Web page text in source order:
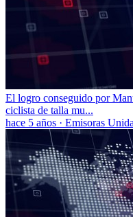
El logro conseguido por
ciclista de talla mu...
hace 5 años · Emisoras